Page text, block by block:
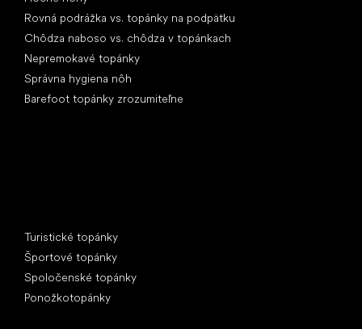
Rovná podrážka vs. topánky na podpätku
Chôdza naboso vs. chôdza v topánkach
Nepremokavé topánky
Správna hygiena nôh
Barefoot topánky zrozumiteľne
Turistické topánky
Športové topánky
Spoločenské topánky
Ponožkotopánky